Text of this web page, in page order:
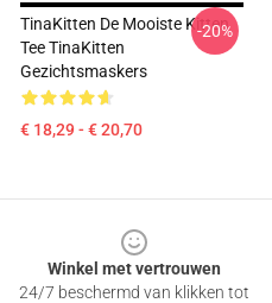
TinaKitten De Mooiste Kitten
Tee TinaKitten
Gezichtsmaskers
€ 18,29 - € 20,70
-20%
Winkel met vertrouwen
24/7 beschermd van klikken tot